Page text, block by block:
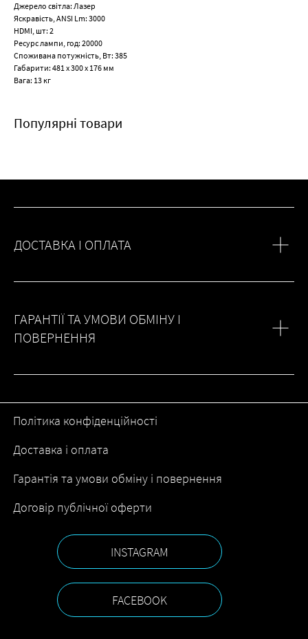
Джерело світла: Лазер
Яскравість, ANSI Lm: 3000
HDMI, шт: 2
Ресурс лампи, год: 20000
Споживана потужність, Вт: 385
Габарити: 481 х 300 х 176 мм
Вага: 13 кг
Популярні товари
ДОСТАВКА І ОПЛАТА
ГАРАНТІЇ ТА УМОВИ ОБМІНУ І
ПОВЕРНЕННЯ
Доставка і оплата
Політика конфіденційності
Договір публічної оферти
Гарантія та умови обміну і повернення
FACEBOOK
INSTAGRAM